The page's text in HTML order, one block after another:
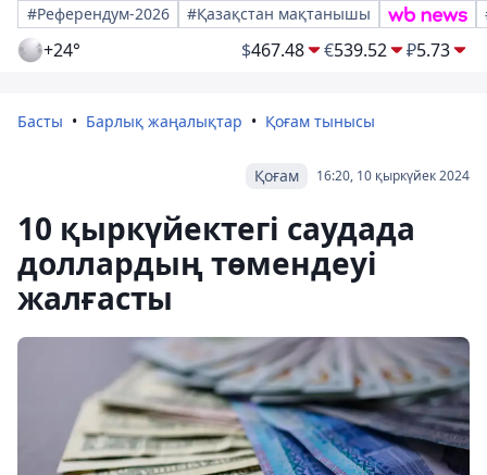
#Референдум-2026
#Қазақстан мақтанышы
+24° $467.48 €539.52 ₽5.73
Басты Барлық жаңалықтар Қоғам тынысы
16:20, 10 қыркүйек 2024
Қоғам
10 қыркүйектегі саудада
доллардың төмендеуі
жалғасты